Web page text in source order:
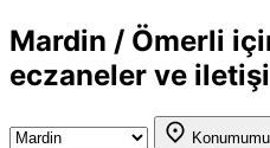
20:40
Apple ve Telegram
Gizlilik ve Güvenlik İkilemi
Spotify, Premium abone
Mardin / Ömerli
eczaneler ve